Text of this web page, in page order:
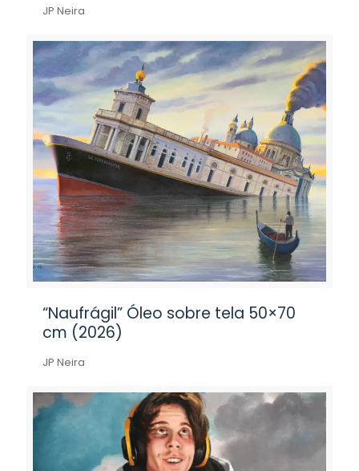
JP Neira
“Naufrágil” Óleo sobre tela 50×70
cm (2026)
JP Neira